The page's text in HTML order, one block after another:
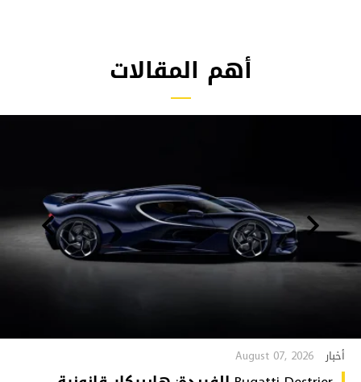
أهم المقالات
أخبار August 07, 2026